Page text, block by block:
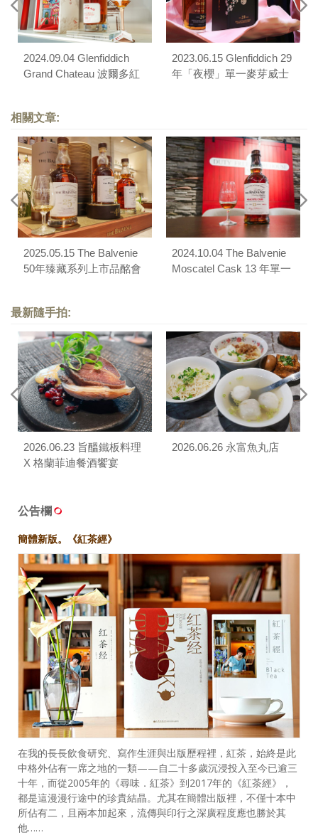
2024.09.04 Glenfiddich
Grand Chateau 波爾多紅
2023.06.15 Glenfiddich 29
年「夜櫻」單一麥芽威士
相關文章:
2025.05.15 The Balvenie
50年臻藏系列上市品酩會
2024.10.04 The Balvenie
Moscatel Cask 13 年單一
最新隨手拍:
2026.06.23 旨醞鐵板料理
X 格蘭菲迪餐酒饗宴
2026.06.26 永富魚丸店
公告欄
簡體新版。《紅茶經》
在我的長長飲食研究、寫作生涯與出版歷程裡，紅茶，始終是此
中格外佔有一席之地的一類——自二十多歲沉浸投入至今已逾三
十年，而從2005年的《尋味．紅茶》到2017年的《紅茶經》，
都是這漫漫行途中的珍貴結晶。尤其在簡體出版裡，不僅十本中
所佔有二，且兩本加起來，流傳與印行之深廣程度應也勝於其
他……